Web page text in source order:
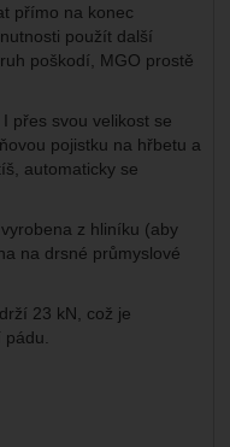
přímo na konec
použít další
poškodí, MGO prostě
I přes svou velikost se
pojistku na hřbetu a
automaticky se
z hliníku (aby
na drsné průmyslové
23 kN, což je